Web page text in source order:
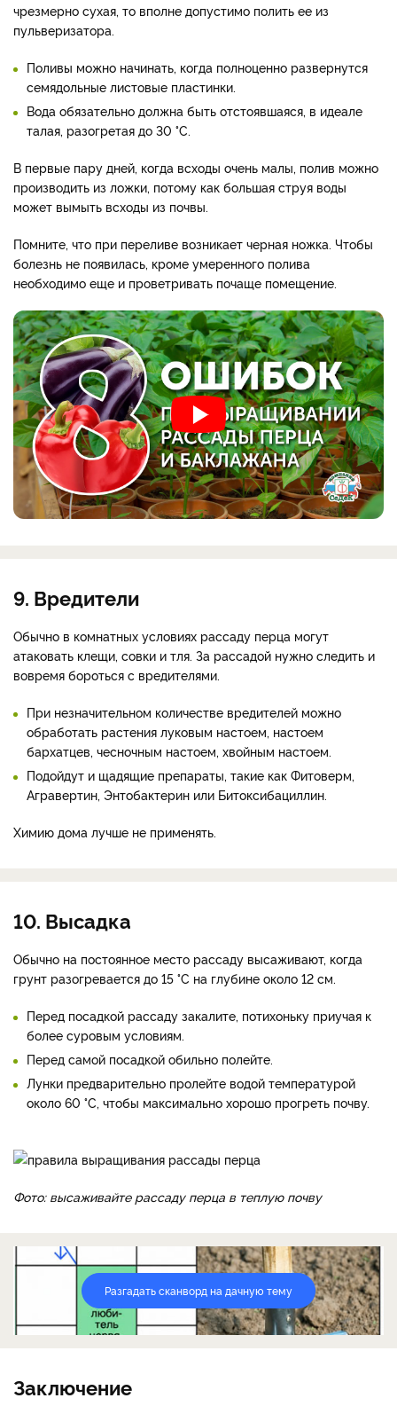
чрезмерно сухая, то вполне допустимо полить ее из
пульверизатора.
Поливы можно начинать, когда полноценно развернутся
семядольные листовые пластинки.
Вода обязательно должна быть отстоявшаяся, в идеале
талая, разогретая до 30 °C.
В первые пару дней, когда всходы очень малы, полив можно
производить из ложки, потому как большая струя воды
может вымыть всходы из почвы.
Помните, что при переливе возникает черная ножка. Чтобы
болезнь не появилась, кроме умеренного полива
необходимо еще и проветривать почаще помещение.
9. Вредители
Обычно в комнатных условиях рассаду перца могут
атаковать клещи, совки и тля. За рассадой нужно следить и
вовремя бороться с вредителями.
При незначительном количестве вредителей можно
обработать растения луковым настоем, настоем
бархатцев, чесночным настоем, хвойным настоем.
Подойдут и щадящие препараты, такие как Фитоверм,
Агравертин, Энтобактерин или Битоксибациллин.
Химию дома лучше не применять.
10. Высадка
Обычно на постоянное место рассаду высаживают, когда
грунт разогревается до 15 °C на глубине около 12 см.
Перед посадкой рассаду закалите, потихоньку приучая к
более суровым условиям.
Перед самой посадкой обильно полейте.
Лунки предварительно пролейте водой температурой
около 60 °C, чтобы максимально хорошо прогреть почву.
Фото: высаживайте рассаду перца в теплую почву
Разгадать сканворд на дачную тему
Заключение